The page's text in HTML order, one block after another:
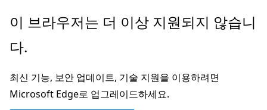
주
콘
츠
로
이 브라우저는 더 이상 지원되지 않습니
다.
최신 기능, 보안 업데이트, 기술 지원을 이용하려면
Microsoft Edge로 업그레이드하세요.